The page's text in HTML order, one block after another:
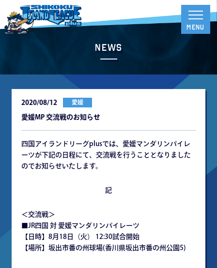
News
2020/08/12 愛媛
愛媛MP 交流戦のお知らせ
四国アイランドリーグplusでは、愛媛マンダリンパイレ
ーツが下記の日程にて、交流戦を行うこととなりました
のでお知らせいたします。
記
＜交流戦＞
■JR四国 対 愛媛マンダリンパイレーツ
【日時】8月18日（火） 12:30試合開始
【場所】坂出市番の州球場(香川県坂出市番の州公園5)